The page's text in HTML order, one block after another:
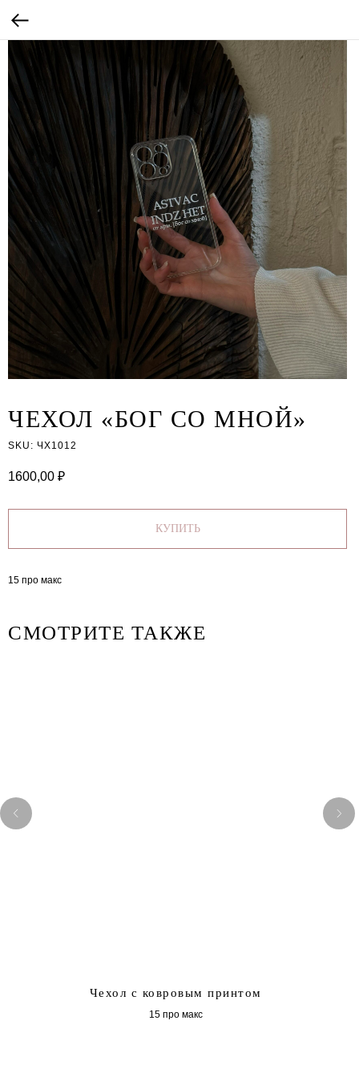
ЧЕХОЛ «БОГ СО МНОЙ»
SKU: ЧХ1012
1600,00 ₽
КУПИТЬ
15 про макс
СМОТРИТЕ ТАКЖЕ
Чехол с ковровым принтом
15 про макс